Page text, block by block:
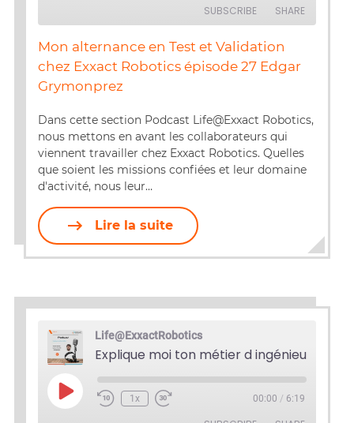
SUBSCRIBE SHARE
RSS FEED
SHARE
LINK
EMBED
Mon alternance en Test et Validation
chez Exxact Robotics épisode 27 Edgar
Grymonprez
Dans cette section Podcast Life@Exxact Robotics,
nous mettons en avant les collaborateurs qui
viennent travailler chez Exxact Robotics. Quelles
que soient les missions confiées et leur domaine
d'activité, nous leur…
Lire la suite
Life@ExxactRobotics
Explique moi ton métier d ingénieur
Play
Episode
1x 00:00 / 6:19